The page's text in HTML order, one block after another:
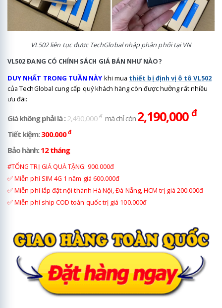
VL502 liên tục được TechGlobal nhập phân phối tại VN
VL502 ĐANG CÓ CHÍNH SÁCH GIÁ BÁN NHƯ NÀO?
DUY NHẤT TRONG TUẦN NÀY khi mua thiết bị định vị ô tô VL502
của TechGlobal cung cấp quý khách hàng còn được hưởng rất nhiều
ưu đãi:
Giá không phải là :2,490,000 đ mà chỉ còn 2,190,000 đ
Tiết kiệm: 300.000đ
Bảo hành: 12 tháng
#TỔNG TRỊ GIÁ QUÀ TẶNG: 900.000đ
✅ Miễn phí SIM 4G 1 năm giá 600.000đ
✅ Miễn phí lắp đặt nội thành Hà Nội, Đà Nẵng, HCM trị giá 200.000đ
✅ Miễn phí ship COD toàn quốc trị giá 100.000đ